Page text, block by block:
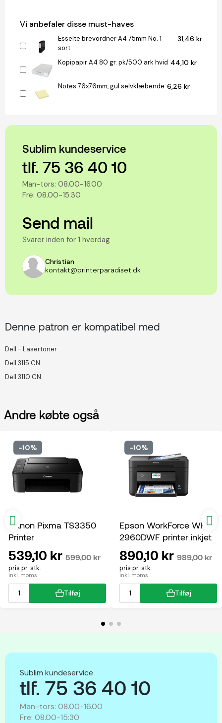
Vi anbefaler disse must-haves
Esselte brevordner A4 75mm No. 1
sort
31,46 kr
Kopipapir A4 80 gr. pk/500 ark hvid 44,10 kr
Notes 76x76mm, gul selvklæbende 6,26 kr
Sublim kundeservice
tlf. 75 36 40 10
Man-tors: 08.00-16.00
Fre: 08.00-15:30
Send mail
Svarer inden for 1 hverdag
Christian
kontakt@printerparadiset.dk
Denne patron er kompatibel med
Dell - Lasertoner
Dell 3115 CN
Dell 3110 CN
Andre købte også
-10%
Canon Pixma TS3350
Printer
pris pr. stk.
inkl. moms
539,10 kr 599,00 kr
Tilføj
-10%
Epson WorkForce WF-
2960DWF printer inkjet
multifunktion
pris pr. stk.
inkl. moms
890,10 kr 989,00 kr
Tilføj
Sublim kundeservice
tlf. 75 36 40 10
Man-tors: 08.00-16.00
Fre: 08.00-15:30